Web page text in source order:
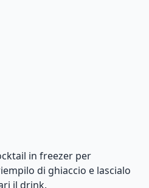
in freezer per
di ghiaccio e lascialo
il drink.